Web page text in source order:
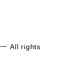
All rights